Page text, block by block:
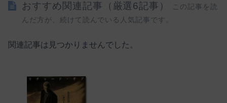
おすすめ関連記事（厳選6記事）
この記事を読
んだ方が、続けて読んでいる人気記事です。
関連記事は見つかりませんでした。